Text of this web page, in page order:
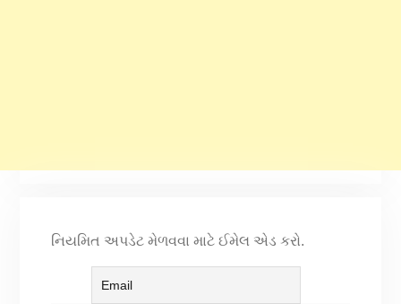
નિયમિત અપડેટ મેળવવા માટે ઈમેલ એડ કરો.